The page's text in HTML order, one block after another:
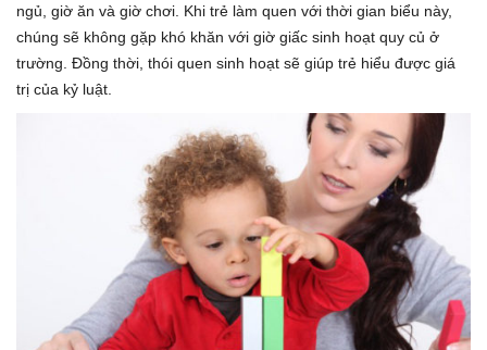
ngủ, giờ ăn và giờ chơi. Khi trẻ làm quen với thời gian biểu này,
chúng sẽ không gặp khó khăn với giờ giấc sinh hoạt quy củ ở
trường. Đồng thời, thói quen sinh hoạt sẽ giúp trẻ hiểu được giá
trị của kỷ luật.